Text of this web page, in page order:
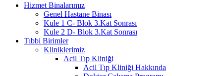
Hizmet Binalarımız
Genel Hastane Binası
Kule 1 C- Blok 3.Kat Sonrası
Kule 2 D- Blok 3.Kat Sonrası
Tıbbi Birimler
Kliniklerimiz
Acil Tıp Kliniği
Acil Tıp Kliniği Hakkında